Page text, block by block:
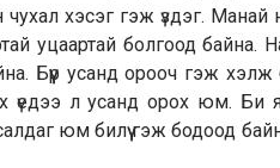
хэсэг гэж үздэг. Манай
уцаартай болгоод байна.
Бүүр усанд орооч гэж
үедээ л усанд орох юм. Би
юм билүү гэж бодоод